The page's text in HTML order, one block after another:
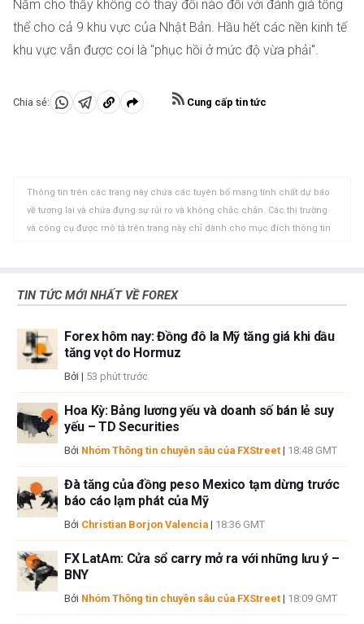
Năm cho thấy không có thay đổi nào đối với đánh giá tổng
thể cho cả 9 khu vực của Nhật Bản. Hầu hết các nền kinh tế
khu vực vẫn được coi là "phục hồi ở mức độ vừa phải".
Chia sẻ:
Chia Chia Sao
tạm
Cung cấp tin tức
Thông tin trên các trang này chứa các tuyên bố mang tính chất dự báo
về tương lai và chứa đựng sự rủi ro và không chắc chắn. Các thị trường
và công cụ được mô tả trên trang này chỉ dành cho mục đích thông tin
hoặc sai sót trọng yếu. FXStreet cũng không đảm bảo rằng thông tin này
rủi ro, bao gồm việc mất tất cả hoặc một phần khoản đầu tư của bạn
cũng như sự đau khổ về cảm xúc. Tất cả các rủi ro, tổn thất và chi phí
liên quan đến đầu tư, bao gồm việc mất toàn bộ vốn đầu tư, thuộc trách
các tác giả và không nhất thiết phản ánh chính sách hoặc quan điểm
chính thức của FXStreet cũng như các nhà quảng cáo của nó. Tác giả
sẽ không chịu trách nhiệm về thông tin được tìm thấy ở cuối các liên kết
Nếu không được đề cập rõ ràng trong nội dung bài viết, tại thời điểm viết
bài, tác giả không nắm giữ vị thế nào đối với bất kỳ cổ phiếu nào được đề
cập trong bài viết này và không có quan hệ kinh doanh với bất kỳ công ty
nào được đề cập. Tác giả không nhận được tiền công cho việc viết bài
này, ngoài từ FXStreet.
FXStreet và tác giả không cung cấp các đề xuất được cá nhân hóa. Tác
giả không cam đoan về tính chính xác, đầy đủ hoặc phù hợp của thông
tin này. FXStreet và tác giả sẽ không chịu trách nhiệm về bất kỳ sai sót,
TIN TỨC MỚI NHẤT VỀ FOREX
Forex hôm nay: Đồng đô la Mỹ tăng giá khi dầu
tăng vọt do Hormuz
Bởi | 53 phút trước
Hoa Kỳ: Bảng lương yếu và doanh số bán lẻ suy
yếu – TD Securities
Bởi Nhóm Thông tin chuyên sâu của FXStreet | 18:48 GMT
Đà tăng của đồng peso Mexico tạm dừng trước
báo cáo lạm phát của Mỹ
Bởi Christian Borjon Valencia | 18:36 GMT
FX LatAm: Cửa sổ carry mở ra với những lưu ý –
BNY
Bởi Nhóm Thông tin chuyên sâu của FXStreet | 18:09 GMT